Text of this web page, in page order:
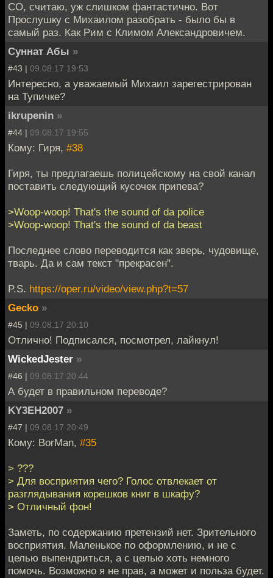
СО, считаю, уж слишком фантастично. Вот
Прослушку с Михаилом разобрать - было бы в
самый раз. Как Рим с Климом Александровичем.
Суннат Абы »
#43 | 09.08.17 19:53
Интересно, а уважаемый Михаил зарегестрирован
на Тупичке?
ikrupenin »
#44 | 09.08.17 19:55
Кому: Гиря, #38
Гиря, ты предлагаешь полицейскому на свой канал
поставить следующий кусочек припева?
>Woop-woop! That's the sound of da police
>Woop-woop! That's the sound of da beast
Последнее слово переводится как зверь, чудовище,
тварь. Да и сам текст "прекрасен".
P.S. https://oper.ru/video/view.php?t=57
Gecko »
#45 | 09.08.17 20:10
Отлично! Подписался, посмотрел, лайкнул!
WickedJester »
#46 | 09.08.17 20:44
А будет в правильном переводе?
KY3EH2007 »
#47 | 09.08.17 20:49
Кому: BorMan, #35
> ???
> Для восприятия чего? Голос отвлекает от
разглядывания корешков книг в шкафу?
> Отличный фон!
Заметь, по содержанию претензий нет. Зрительного
восприятия. Маленькое по оформлению, и не с
целью выпендриться, а с целью хоть немного
помочь. Возможно я не прав, а может и польза будет.